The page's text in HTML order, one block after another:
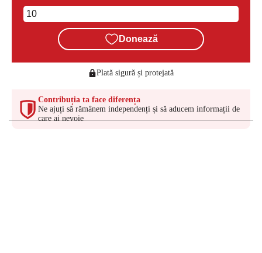
Donează
Plată sigură și protejată
Contribuția ta face diferența
Ne ajuți să rămânem independenți și să aducem informații de
care ai nevoie